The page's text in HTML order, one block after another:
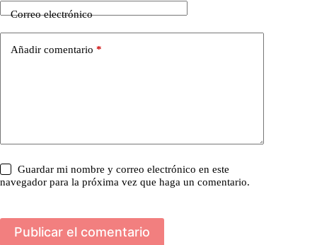
Correo electrónico
Añadir comentario *
Guardar mi nombre y correo electrónico en este
navegador para la próxima vez que haga un comentario.
Publicar el comentario